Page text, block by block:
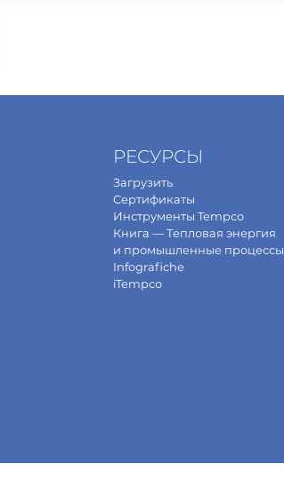
РЕСУРСЫ
Загрузить
Сертификаты
Инструменты Tempco
Книга — Тепловая энергия
и промышленные процессы
Infografiche
iTempco